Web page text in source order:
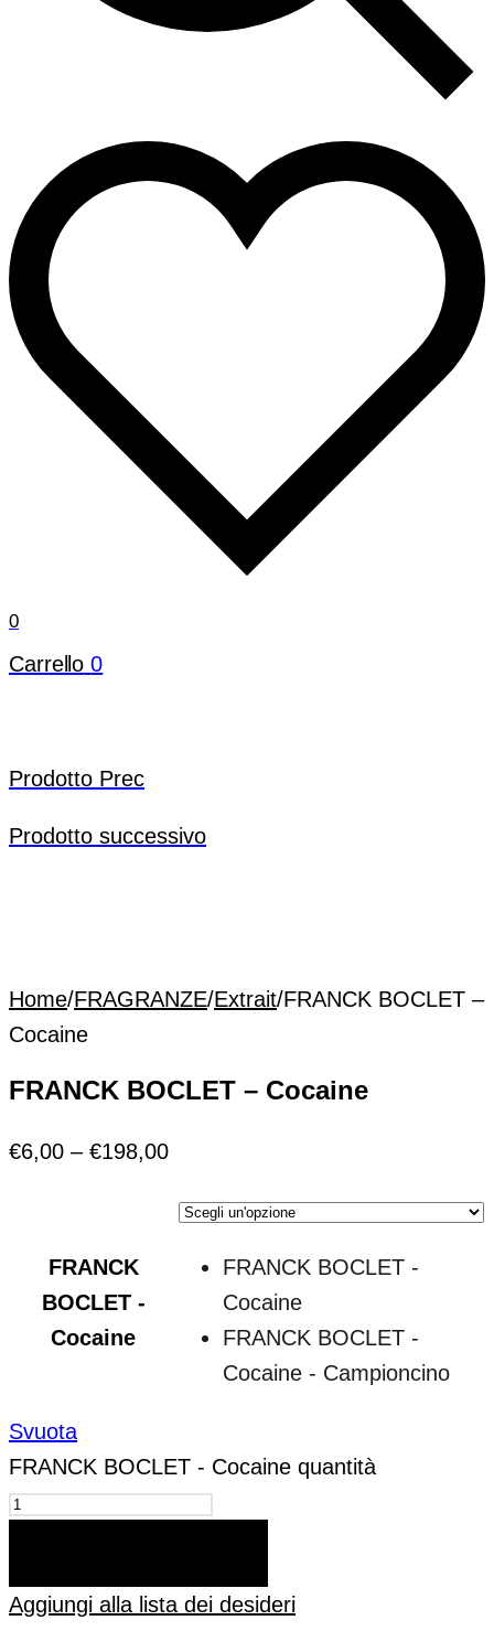
0
Carrello 0
Prodotto Prec
Prodotto successivo
Home/FRAGRANZE/Extrait/FRANCK BOCLET –
Cocaine
FRANCK BOCLET – Cocaine
€6,00 – €198,00
FRANCK
BOCLET -
Cocaine
FRANCK BOCLET -
Cocaine
FRANCK BOCLET -
Cocaine - Campioncino
Svuota
FRANCK BOCLET - Cocaine quantità
Aggiungi alla lista dei desideri